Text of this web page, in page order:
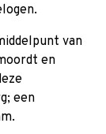
van
en
een